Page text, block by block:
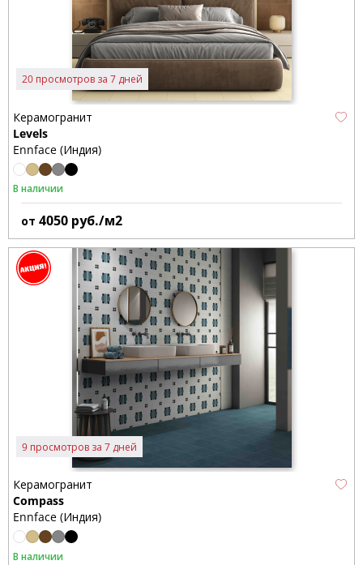
20 просмотров за 7 дней
Керамогранит
Levels
Ennface (Индия)
В наличии
от 4050 руб./м2
9 просмотров за 7 дней
Керамогранит
Compass
Ennface (Индия)
В наличии